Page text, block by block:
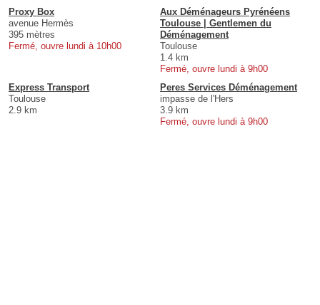
Proxy Box
avenue Hermès
395 mètres
Fermé, ouvre lundi à 10h00
Aux Déménageurs Pyrénéens
Toulouse | Gentlemen du
Déménagement
Toulouse
1.4 km
Fermé, ouvre lundi à 9h00
Express Transport
Toulouse
2.9 km
Peres Services Déménagement
impasse de l'Hers
3.9 km
Fermé, ouvre lundi à 9h00